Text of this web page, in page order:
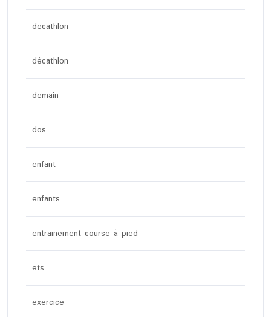
decathlon
décathlon
demain
dos
enfant
enfants
entrainement course à pied
ets
exercice